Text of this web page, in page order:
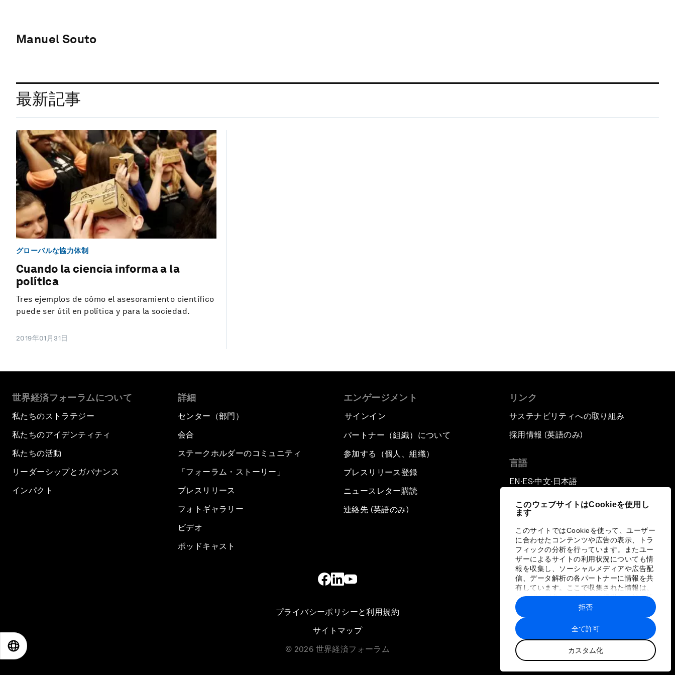
このウェブサイトはCookieを使用し
ます
このサイトではCookieを使って、ユーザー
に合わせたコンテンツや広告の表示、トラ
フィックの分析を行っています。またユー
ザーによるサイトの利用状況についても情
報を収集し、ソーシャルメディアや広告配
信、データ解析の各パートナーに情報を共
有しています。ここで収集された情報は、
ユーザーが各パートナーに提供した他の情
報や各パートナーのサービスを使用した際
に収集された情報と組み合わされ、各パー
トナーによって使用されることがありま
す。
全て許可
カスタム化
拒否
Manuel Souto
最新記事
グローバルな協力体制
Cuando la ciencia informa a la
política
Tres ejemplos de cómo el asesoramiento científico
puede ser útil en política y para la sociedad.
2019年01月31日
世界経済フォーラムについて
私たちのストラテジー
私たちのアイデンティティ
私たちの活動
リーダーシップとガバナンス
インパクト
詳細
センター（部門）
会合
ステークホルダーのコミュニティ
「フォーラム・ストーリー」
プレスリリース
フォトギャラリー
ビデオ
ポッドキャスト
エンゲージメント
サインイン
パートナー（組織）について
参加する（個人、組織）
プレスリリース登録
ニュースレター購読
連絡先 (英語のみ)
リンク
サステナビリティへの取り組み
採用情報 (英語のみ)
言語
EN ▪ ES▪中文▪ 日本語
プライバシーポリシーと利用規約
サイトマップ
© 2026 世界経済フォーラム